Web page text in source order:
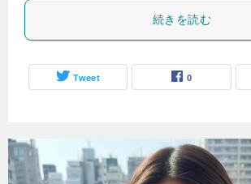
続きを読む
Tweet 0